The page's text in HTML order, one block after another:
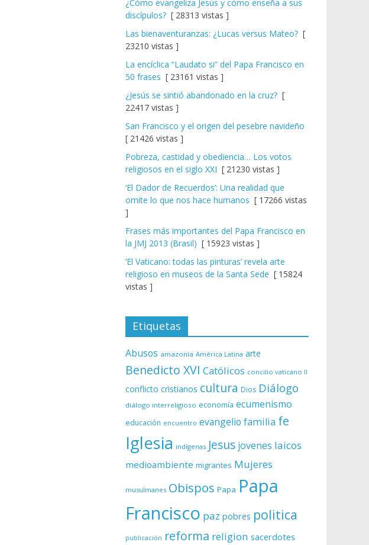
¿Cómo evangeliza Jesús y cómo enseña a sus
discípulos? [ 28313 vistas ]
Las bienaventuranzas: ¿Lucas versus Mateo? [
23210 vistas ]
La encíclica “Laudato si” del Papa Francisco en
50 frases [ 23161 vistas ]
¿Jesús se sintió abandonado en la cruz? [
22417 vistas ]
San Francisco y el origen del pesebre navideño
[ 21426 vistas ]
Pobreza, castidad y obediencia… Los votos
religiosos en el siglo XXI [ 21230 vistas ]
‘El Dador de Recuerdos’: Una realidad que
omite lo que nos hace humanos [ 17266 vistas
]
Frases más importantes del Papa Francisco en
la JMJ 2013 (Brasil) [ 15923 vistas ]
‘El Vaticano: todas las pinturas’ revela arte
religioso en museos de la Santa Sede [ 15824
vistas ]
Etiquetas
Abusos amazonía América Latina arte
Benedicto XVI Católicos concilio vaticano II
conflicto cristianos cultura Dios Diálogo
diálogo interreligioso economía ecumenismo
educación encuentro evangelio familia fe
Iglesia indígenas Jesus jovenes laicos
medioambiente migrantes Mujeres
musulmanes Obispos Papa Papa
Francisco paz pobres politica
publicación reforma religion sacerdotes